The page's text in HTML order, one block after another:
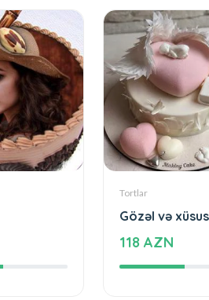
Tortlar
Gözəl və
118 AZN